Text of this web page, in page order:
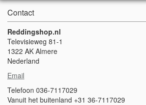
Contact
Reddingshop.nl
Televisieweg 81-1
1322 AK Almere
Nederland
Email
Telefoon 036-7117029
Vanuit het buitenland +31 36-7117029